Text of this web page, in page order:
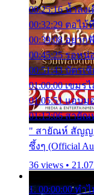
00:25:16 น้ำลง
00:32:29 ตอไม้
00:39:08 อยาก
00:45:25 รอหน่
00:51:43 บัตรเ
01:00:00 เขมร
01:05:51 แอบม
01:13:06 สายัณ
" สายัณห์ สัญญ
ซึ้งๆ (Official
36 views •
1. 00:00:00 ทำ